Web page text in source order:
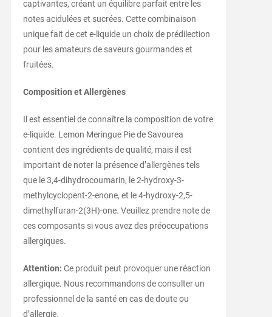
captivantes, créant un équilibre parfait entre les
notes acidulées et sucrées. Cette combinaison
unique fait de cet e-liquide un choix de prédilection
pour les amateurs de saveurs gourmandes et
fruitées.
Composition et Allergènes
Il est essentiel de connaître la composition de votre
e-liquide. Lemon Meringue Pie de Savourea
contient des ingrédients de qualité, mais il est
important de noter la présence d’allergènes tels
que le 3,4-dihydrocoumarin, le 2-hydroxy-3-
methylcyclopent-2-enone, et le 4-hydroxy-2,5-
dimethylfuran-2(3H)-one. Veuillez prendre note de
ces composants si vous avez des préoccupations
allergiques.
Attention: Ce produit peut provoquer une réaction
allergique. Nous recommandons de consulter un
professionnel de la santé en cas de doute ou
d’allergie.